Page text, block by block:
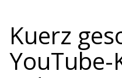
Kuerz